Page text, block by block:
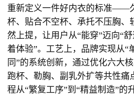
重新定义一件好内衣的标准——
杯、贴合不空杯、承托不压胸、
然上提，让用户从“能穿”迈向“
着体验”。工艺上，品牌实现从“
同”的系统创新，通过优化六大
跑杯、勒胸、副乳外扩等共性痛
程从“繁复工序”到“精益制造”的